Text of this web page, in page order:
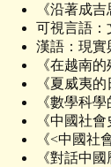
《沿著成
可視言語：
漢語：現實
《在越南
《夏威夷
《數學科
《中國社
《<中國社
《對話中